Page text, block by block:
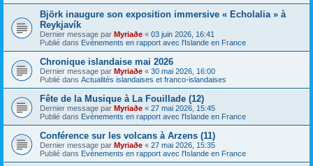
Björk inaugure son exposition immersive « Echolalia » à
Reykjavík
Dernier message par Myriaðe « 03 juin 2026, 16:41
Publié dans Evènements en rapport avec l'Islande en France
Chronique islandaise mai 2026
Dernier message par Myriaðe « 30 mai 2026, 16:00
Publié dans Actualités islandaises et franco-islandaises
Fête de la Musique à La Fouillade (12)
Dernier message par Myriaðe « 27 mai 2026, 15:45
Publié dans Evènements en rapport avec l'Islande en France
Conférence sur les volcans à Arzens (11)
Dernier message par Myriaðe « 27 mai 2026, 15:35
Publié dans Evènements en rapport avec l'Islande en France